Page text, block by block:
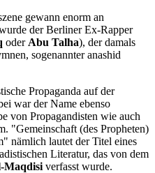
gewann enorm an
der Berliner Ex-Rapper
oder Abu Talha), der damals
sogenannter anashid
Propaganda auf der
war der Name ebenso
von Propagandisten wie auch
"Gemeinschaft (des Propheten)
nämlich lautet der Titel eines
Literatur, das von dem
Maqdisi verfasst wurde.